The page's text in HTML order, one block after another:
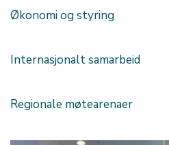
Økonomi og styring
Internasjonalt samarbeid
Regionale møtearenaer